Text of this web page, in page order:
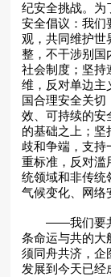
纪安全挑战。为
安全倡议：我们
观，共同维护世
整，不干涉别国
社会制度；坚持
维，反对单边主
国合理安全关切
效、可持续的安
的基础之上；坚
歧和争端，支持
重标准，反对滥
统领域和非传统
气候变化、网络
——我们要
条命运与共的大
须同舟共济，企
发展到今天已经